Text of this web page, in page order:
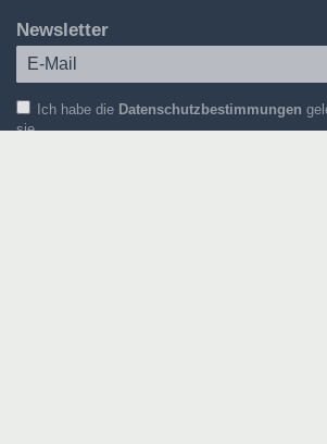
Newsletter
Ich habe die Datenschutzbestimmungen
sie.